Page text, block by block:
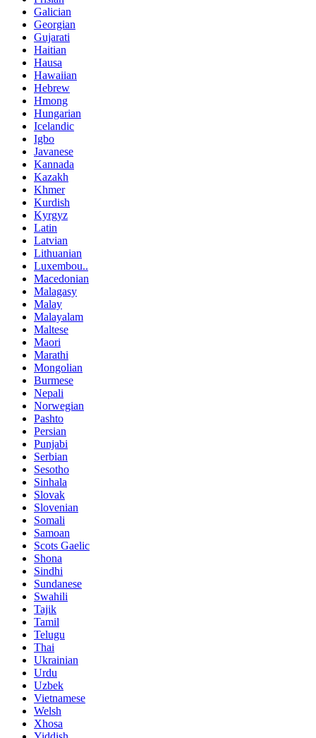
Galician
Georgian
Gujarati
Haitian
Hausa
Hawaiian
Hebrew
Hmong
Hungarian
Icelandic
Igbo
Javanese
Kannada
Kazakh
Khmer
Kurdish
Kyrgyz
Latin
Latvian
Lithuanian
Luxembou..
Macedonian
Malagasy
Malay
Malayalam
Maltese
Maori
Marathi
Mongolian
Burmese
Nepali
Norwegian
Pashto
Persian
Punjabi
Serbian
Sesotho
Sinhala
Slovak
Slovenian
Somali
Samoan
Scots Gaelic
Shona
Sindhi
Sundanese
Swahili
Tajik
Tamil
Telugu
Thai
Ukrainian
Urdu
Uzbek
Vietnamese
Welsh
Xhosa